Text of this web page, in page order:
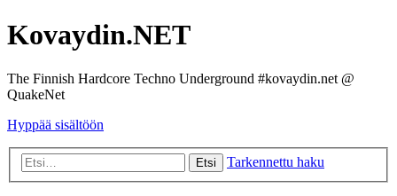
Kovaydin.NET
The Finnish Hardcore Techno Underground #kovaydin.net @
QuakeNet
Hyppää sisältöön
Etsi Tarkennettu haku